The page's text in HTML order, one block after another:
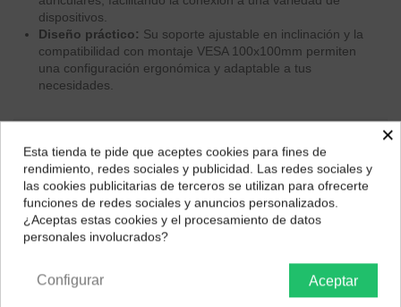
dispositivos.
Diseño práctico: Su soporte ajustable en inclinación y la
compatibilidad con montaje VESA 100x100mm permiten
una configuración ergonómica y adaptable a tus
necesidades.
PANTALLA
Tamaño de la
pantalla
27" (68.6 cm)
Resolución del
¿Dónde deseas recibir tu pedido?
Selecciona tu ubicación para mostrarte los precios e
impuestos correctos para tu región.
×
Esta tienda te pide que aceptes cookies para fines de
rendimiento, redes sociales y publicidad. Las redes sociales y
las cookies publicitarias de terceros se utilizan para ofrecerte
funciones de redes sociales y anuncios personalizados.
¿Aceptas estas cookies y el procesamiento de datos
personales involucrados?
Aceptar
Configurar